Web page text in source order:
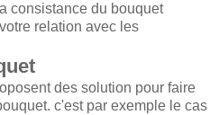
consistance du bouquet
relation avec les
des solution pour faire
c'est par exemple le cas